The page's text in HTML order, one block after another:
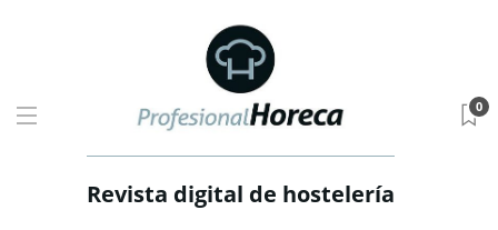
Revista digital de hostelería
0